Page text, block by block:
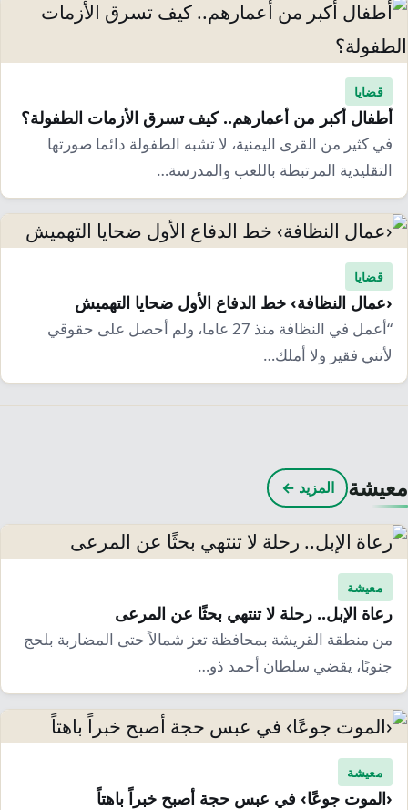
قضايا
أطفال أكبر من أعمارهم.. كيف تسرق الأزمات الطفولة؟
في كثير من القرى اليمنية، لا تشبه الطفولة دائما صورتها
التقليدية المرتبطة باللعب والمدرسة…
قضايا
‹عمال النظافة› خط الدفاع الأول ضحايا التهميش
“أعمل في النظافة منذ 27 عاما، ولم أحصل على حقوقي
لأنني فقير ولا أملك…
معيشة المزيد ←
معيشة
رعاة الإبل.. رحلة لا تنتهي بحثًا عن المرعى
من منطقة القريشة بمحافظة تعز شمالاً حتى المضاربة بلحج
جنوبًا، يقضي سلطان أحمد ذو…
معيشة
‹الموت جوعًا› في عبس حجة أصبح خبراً باهتاً